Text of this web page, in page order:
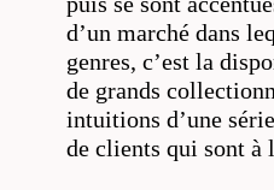
d’un marché dans
genres, c’est la
de grands
intuitions d’une
de clients qui sont à